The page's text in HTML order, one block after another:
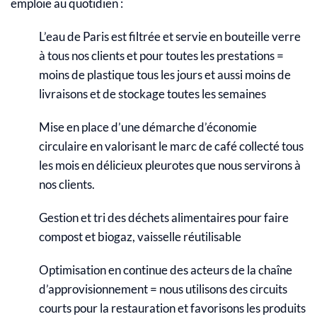
emploie au quotidien :
L’eau de Paris est filtrée et servie en bouteille verre
à tous nos clients et pour toutes les prestations =
moins de plastique tous les jours et aussi moins de
livraisons et de stockage toutes les semaines
Mise en place d’une démarche d’économie
circulaire en valorisant le marc de café collecté tous
les mois en délicieux pleurotes que nous servirons à
nos clients.
Gestion et tri des déchets alimentaires pour faire
compost et biogaz, vaisselle réutilisable
Optimisation en continue des acteurs de la chaîne
d’approvisionnement = nous utilisons des circuits
courts pour la restauration et favorisons les produits